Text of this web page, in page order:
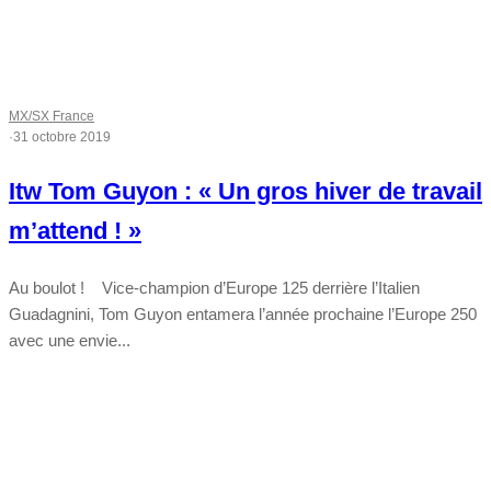
MX/SX France
·31 octobre 2019
Itw Tom Guyon : « Un gros hiver de travail
m’attend ! »
Au boulot ! Vice-champion d’Europe 125 derrière l’Italien
Guadagnini, Tom Guyon entamera l’année prochaine l’Europe 250
avec une envie...